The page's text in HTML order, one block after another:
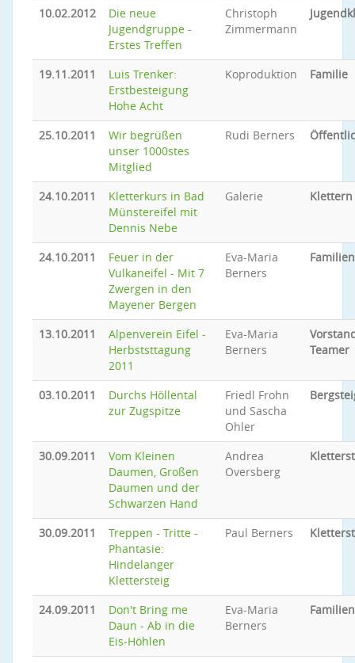
10.02.2012
Die neue
Jugendgruppe -
Erstes Treffen
Christoph
Zimmermann
19.11.2011
Luis Trenker:
Erstbesteigung
Hohe Acht
Koproduktion Familie
25.10.2011
Wir begrüßen
unser 1000stes
Mitglied
Rudi Berners
24.10.2011
Kletterkurs in Bad
Münstereifel mit
Dennis Nebe
Galerie Klettern
24.10.2011
Feuer in der
Vulkaneifel - Mit 7
Zwergen in den
Mayener Bergen
Eva-Maria
Berners
13.10.2011
Alpenverein Eifel -
Herbststtagung
2011
Eva-Maria
Berners
Teamer
03.10.2011
Durchs Höllental
zur Zugspitze
Friedl Frohn
und Sascha
Ohler
30.09.2011
Vom Kleinen
Daumen, Großen
Daumen und der
Schwarzen Hand
Andrea
Oversberg
30.09.2011
Treppen - Tritte -
Phantasie:
Hindelanger
Klettersteig
Paul Berners
24.09.2011
Don't Bring me
Daun - Ab in die
Eis-Höhlen
Eva-Maria
Berners